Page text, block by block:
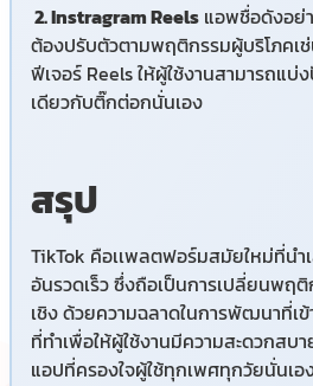
2. Instragram Reels แอพชื่อดังอย่
ต้องปรับตัวตามพฤติกรรมผู้บริโภคเ
ฟีเจอร์ Reels ให้ผู้ใช้งานสามารถแบ่
เดียวกับติ๊กต่อกนั่นเอง
สรุป
TikTok คือเเพลตฟอร์มสมัยใหม่ที่นำ
อันรวดเร็ว ซึ่งถือเป็นการเปลี่ยนพฤ
เชิง ด้วยความฉลาดในการพัฒนาที่เข้
ที่ทำเพื่อให้ผู้ใช้งานมีความสะดวกสบ
แอปที่ครองใจผู้ใช้ทุกเพศทุกวัยนั่นเอ